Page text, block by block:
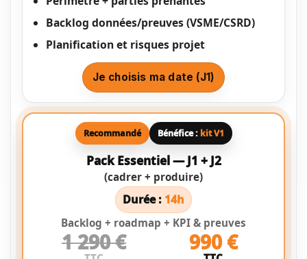
Backlog données/preuves (VSME/CSRD)
Planification et risques projet
Je choisis ma date (J1)
Recommandé Bénéfice : kit V1
Pack Essentiel — J1 + J2
(cadrer + produire)
Durée : 14h
Backlog + roadmap + KPI & preuves
1 290 € 990 €